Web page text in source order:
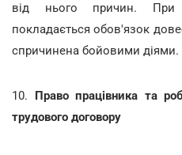
від нього причин. При
покладається обов'язок
спричинена бойовими діями.
10. Право працівника та
трудового договору